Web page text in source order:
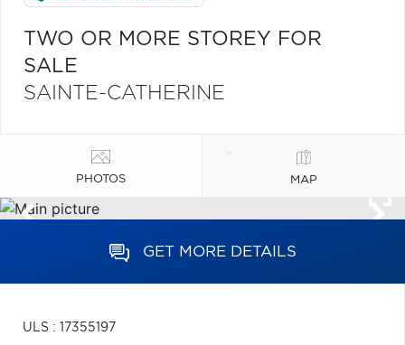
TWO OR MORE STOREY FOR
SALE
SAINTE-CATHERINE
PHOTOS MAP
GET MORE DETAILS
ULS : 17355197